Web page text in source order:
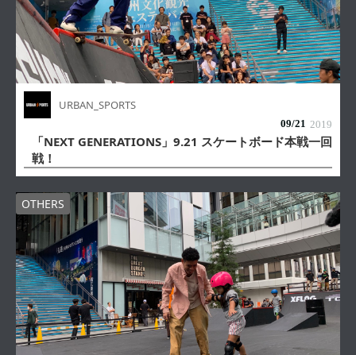
URBAN_SPORTS
09/21 2019
「NEXT GENERATIONS」9.21 スケートボード本戦一回
戦！
OTHERS